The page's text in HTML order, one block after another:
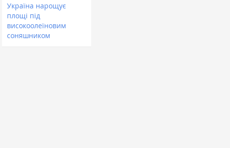
Україна нарощує
площі під
високоолеїновим
соняшником